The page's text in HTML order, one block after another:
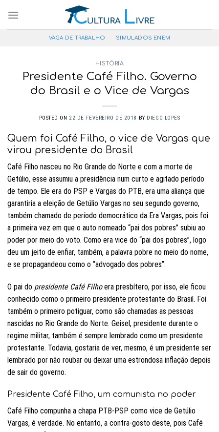
para
VAGA DE TRABALHO SIMULADOS ENEM
HISTÓRIA
Presidente Café Filho. Governo
do Brasil e o Vice de Vargas
POSTED ON 22 DE FEVEREIRO DE 2018 BY DIEGO LOPES
Quem foi Café Filho, o vice de Vargas que
virou presidente do Brasil
Café Filho nasceu no Rio Grande do Norte e com a morte de
Getúlio, esse assumiu a presidência num curto e agitado período
de tempo. Ele era do PSP e Vargas do PTB, era uma aliança que
garantiria a eleição de Getúlio Vargas no seu segundo governo,
também chamado de período democrático da Era Vargas, pois foi
a primeira vez em que o auto nomeado “pai dos pobres” subiu ao
poder por meio do voto. Como era vice do “pai dos pobres”, logo
deu um jeito de enfiar, também, a palavra pobre no meio do nome,
e se propagandeou como o “advogado dos pobres”.
O pai do presidente Café Filhoera presbítero, por isso, ele ficou
conhecido como o primeiro presidente protestante do Brasil. Foi
também o primeiro potiguar, como são chamadas as pessoas
nascidas no Rio Grande do Norte. Geisel, presidente durante o
regime militar, também é sempre lembrado como um presidente
protestante. Todavia, gostaria de ver, mesmo, é um presidente ser
lembrado por não roubar ou deixar uma estrondosa inflação depois
de sair do governo.
Presidente Café Filho, um comunista no poder
Café Filho compunha a chapa PTB-PSP como vice de Getúlio
Vargas, é verdade. No entanto, a contra-gosto deste, pois Café